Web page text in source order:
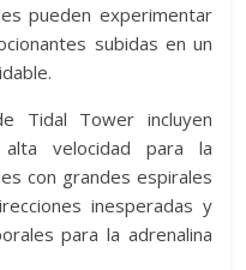
pueden experimentar
subidas en un
Tidal Tower incluyen
velocidad para la
con grandes espirales
inesperadas y
para la adrenalina